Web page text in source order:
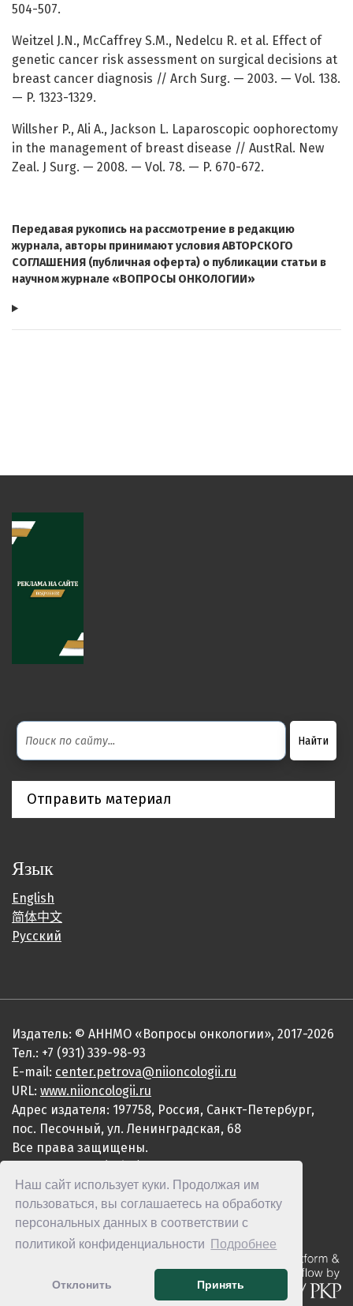
Наш сайт использует куки. Продолжая им
пользоваться, вы соглашаетесь на обработку
персональных данных в соответствии с
политикой конфиденциальности
Подробнее
Отклонить Принять
504-507.
Weitzel J.N., McCaffrey S.M., Nedelcu R. et al. Effect of
genetic cancer risk assessment on surgical decisions at
breast cancer diagnosis // Arch Surg. — 2003. — Vol. 138.
— P. 1323-1329.
Willsher P., Ali A., Jackson L. Laparoscopic oophorectomy
in the management of breast disease // AustRal. New
Zeal. J Surg. — 2008. — Vol. 78. — P. 670-672.
Передавая рукопись на рассмотрение в редакцию
журнала, авторы принимают условия АВТОРСКОГО
СОГЛАШЕНИЯ (публичная оферта) о публикации статьи в
научном журнале «ВОПРОСЫ ОНКОЛОГИИ»
Отправить материал
Язык
English
简体中文
Русский
Издатель: © АННМО «Вопросы онкологии», 2017-2026
Тел.: +7 (931) 339-98-93
E-mail: center.petrova@niioncologii.ru
URL: www.niioncologii.ru
Адрес издателя: 197758, Россия, Санкт-Петербург,
пос. Песочный, ул. Ленинградская, 68
Все права защищены.
ISSN 2949-4915 (Online)